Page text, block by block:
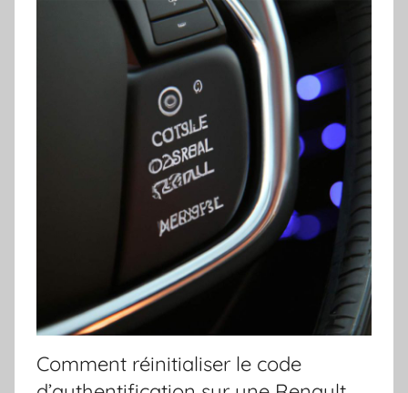
Comment réinitialiser le code